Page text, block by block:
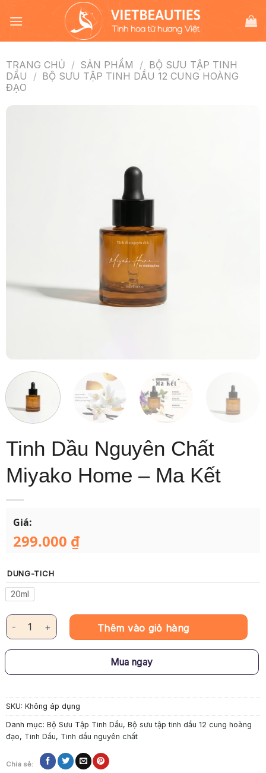
đến
TRANG CHỦ / SẢN PHẨM / BỘ SƯU TẬP TINH
DẦU
/ BỘ SƯU TẬP TINH DẦU 12 CUNG HOÀNG
ĐẠO
Tinh Dầu Nguyên Chất
Miyako Home – Ma Kết
Giá:
299.000 ₫
DUNG-TICH
20ml
Tinh Dầu Nguyên Chất Miyako Home – Ma Kết số lượng
Thêm vào giỏ hàng
Mua ngay
SKU: Không áp dụng
Danh mục: Bộ Sưu Tập Tinh Dầu, Bộ sưu tập tinh dầu 12 cung hoàng
đạo, Tinh Dầu, Tinh dầu nguyên chất
Chia sẻ: